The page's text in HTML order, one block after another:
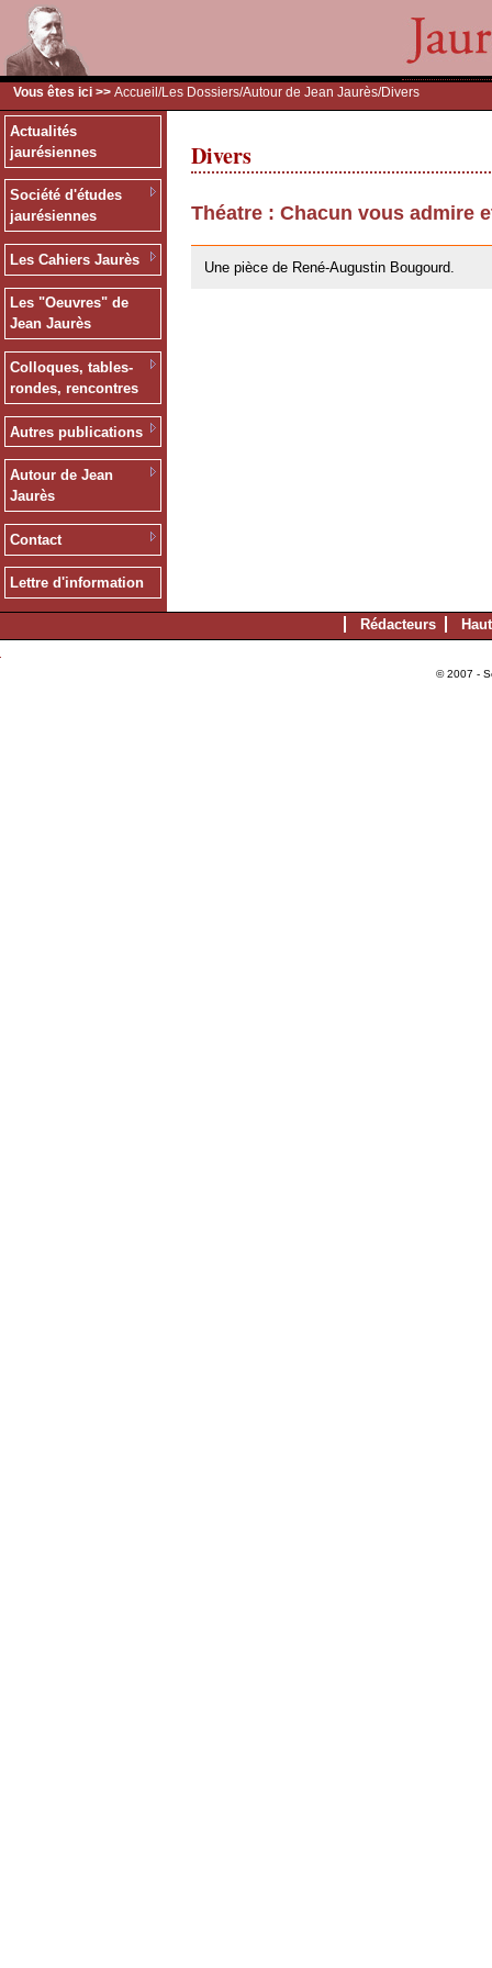
Vous êtes ici >> Accueil /Les Dossiers/Autour de Jean Jaurès/Divers
Actualités
jaurésiennes
Société d'études
jaurésiennes
Les Cahiers Jaurès
Les "Oeuvres" de
Jean Jaurès
Colloques, tables-
rondes, rencontres
Autres publications
Autour de Jean
Jaurès
Contact
Lettre d'information
Divers
Théatre : Chacun vous admire
Une pièce de René-Augustin Bougourd.
Rédacteurs
© 2007 -